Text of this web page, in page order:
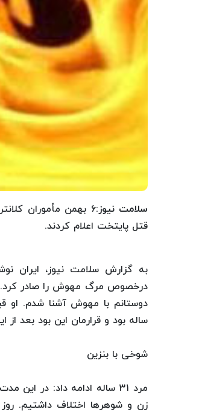
سلامت نیوز
قتل پایتخت اعلام کردند.
درخصوص مرگ مهوش را صادر کرد.
دوستانم با مهوش آشنا شدم. او
ساله بود و قرارمان این بود بعد از
شوخی با بنزین
مرد ۳۱ ساله ادامه داد: در
زن و شوهرها اختلاف داشتیم.